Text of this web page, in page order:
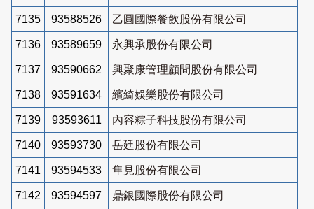
7135 93588526 乙圓國際餐飲股份有限公司
7136 93589659 永興承股份有限公司
7137 93590662 興聚康管理顧問股份有限公司
7138 93591634 繽綺娛樂股份有限公司
7139 93593611 內容粽子科技股份有限公司
7140 93593730 岳廷股份有限公司
7141 93594533 隼見股份有限公司
7142 93594597 鼎銀國際股份有限公司